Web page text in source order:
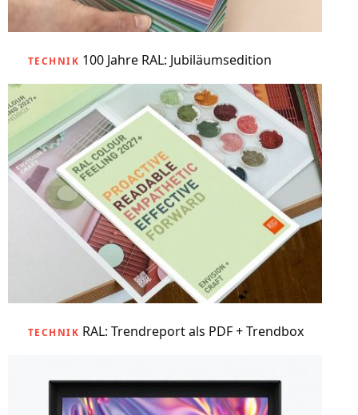
TECHNIK 100 Jahre RAL: Jubiläumsedition
TECHNIK RAL: Trendreport als PDF + Trendbox